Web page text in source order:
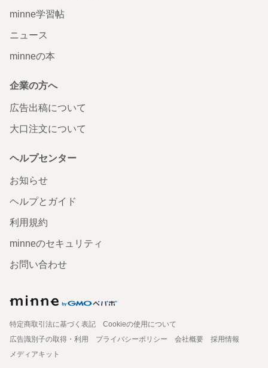
minne学習帖
ニュース
minneの本
企業の方へ
広告出稿について
大口注文について
ヘルプセンター
お知らせ
ヘルプとガイド
利用規約
minneのセキュリティ
お問い合わせ
特定商取引法に基づく表記
Cookieの使用について
広告識別子の取得・利用
プライバシーポリシー 会社概要
採用情報
メディアキット